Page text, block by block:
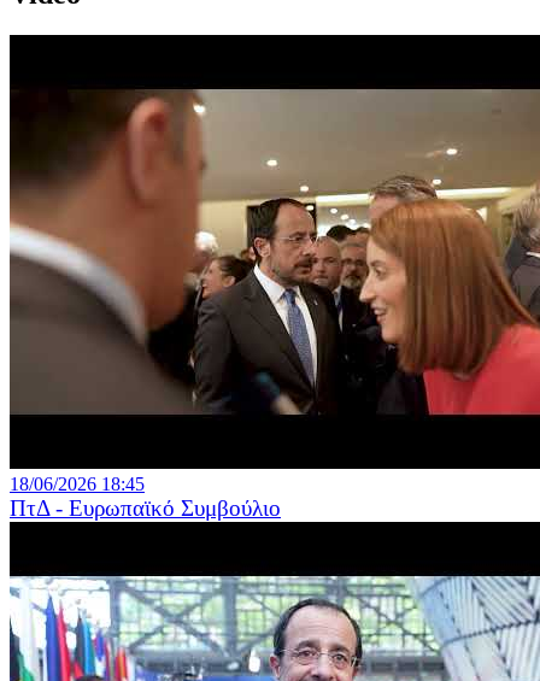
18/06/2026 18:45
ΠτΔ - Ευρωπαϊκό Συμβούλιο